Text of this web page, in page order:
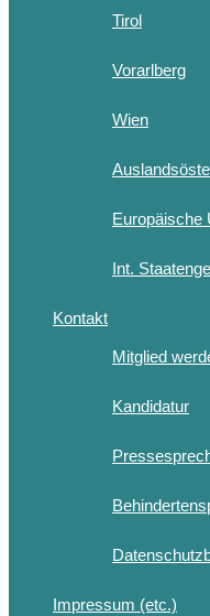
Tirol
Vorarlberg
Wien
Europäische
Int.
Kontakt
Mitglied
Kandidatur
Impressum (etc.)